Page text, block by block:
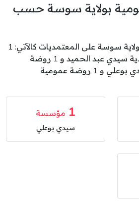
بولاية سوسة حسب
تتوزع رياض عمومية بولاية سوسة على المعتمديات كالآتي: 1
روضة عمومية بمعتمدية سيدي عبد الحميد و 1 روضة
عمومية بمعتمدية سيدي بوعلي و 1 روضة عمومية
1 مؤسسة
سيدي بوعلي